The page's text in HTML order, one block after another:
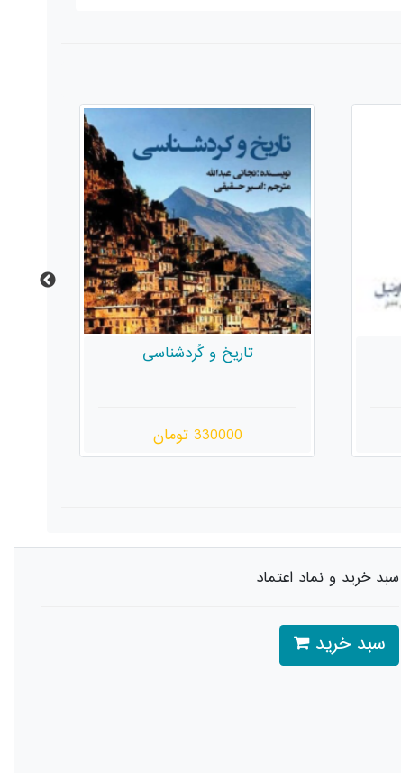
چند متر کوتاه بیا!
250000 تومان
سبد خرید و نماد اعتماد
سبد خرید